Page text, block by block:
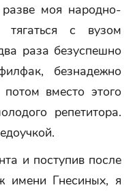
моя народно-
тягаться с вузом
раза безуспешно
безнадежно
вместо этого
репетитора.
и поступив после
имени Гнесиных, я